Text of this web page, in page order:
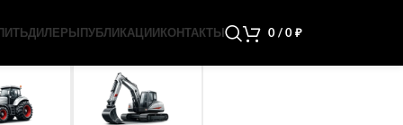
ДИЛЕРЫПУБЛИКАЦИИКОНТАКТЫ 0/0₽